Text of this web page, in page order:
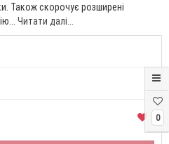
0
Також скорочує розширені
Читати далі...